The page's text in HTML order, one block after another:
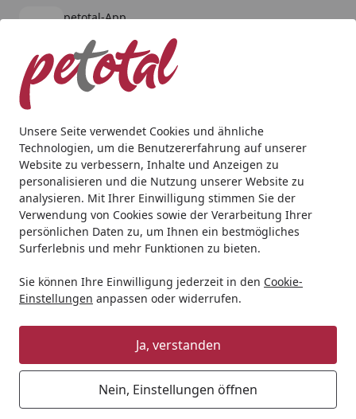
Unsere Seite verwendet Cookies und ähnliche
Technologien, um die Benutzererfahrung auf unserer
Website zu verbessern, Inhalte und Anzeigen zu
personalisieren und die Nutzung unserer Website zu
analysieren. Mit Ihrer Einwilligung stimmen Sie der
Verwendung von Cookies sowie der Verarbeitung Ihrer
persönlichen Daten zu, um Ihnen ein bestmögliches
Surferlebnis und mehr Funktionen zu bieten.
Sie können Ihre Einwilligung jederzeit in den Cookie-
Einstellungen anpassen oder widerrufen.
Ja, verstanden
Nein, Einstellungen öffnen
petotal-App
kostenlos - Im App Store
Alle Produkte
Mein Konto
Suchen
Startseite
Hund Hundenassfutter Dr. Clauder's Selected Meat
Dr. Clauder's Selected Meat Pro Hair
& Skin 100g Schalen
Hundenassfutter Lachs und Reis